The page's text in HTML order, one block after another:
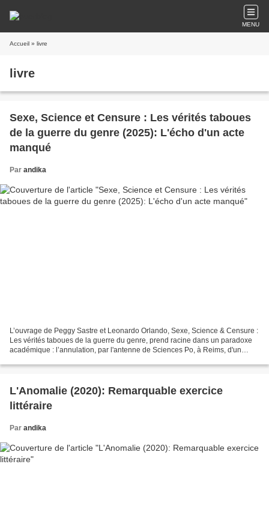
MENU
Accueil » livre
livre
Sexe, Science et Censure : Les vérités taboues
de la guerre du genre (2025): L'écho d'un acte
manqué
Par andika
L’ouvrage de Peggy Sastre et Leonardo Orlando, Sexe, Science & Censure :
Les vérités taboues de la guerre du genre, prend racine dans un paradoxe
académique : l’annulation, par l'antenne de Sciences Po, à Reims, d'un
L'Anomalie (2020): Remarquable exercice
littéraire
Par andika